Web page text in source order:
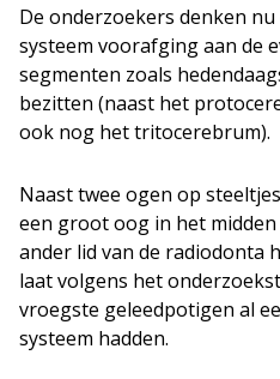
De onderzoekers denken
systeem voorafging aan de
segmenten zoals
bezitten (naast het
ook nog het tritocerebrum).
Naast twee ogen op
een groot oog in het midden
ander lid van de radiodonta
laat volgens het
vroegste geleedpotigen al
systeem hadden.